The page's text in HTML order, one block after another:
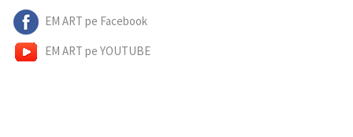
EM ART pe Facebook
EM ART pe YOUTUBE